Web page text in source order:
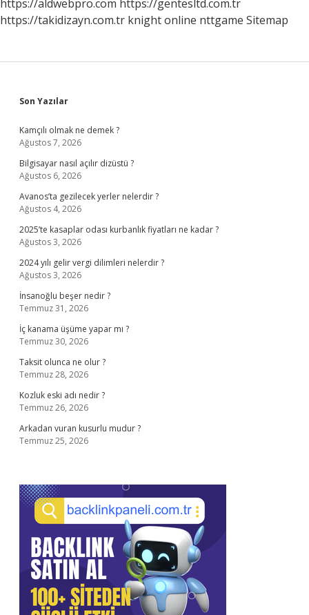
https://aldwebpro.com https://gentesltd.com.tr
https://takidizayn.com.tr knight online nttgame Sitemap
Sidebar
Son Yazılar
Kamçılı olmak ne demek ?
Ağustos 7, 2026
Bilgisayar nasıl açılır dizüstü ?
Ağustos 6, 2026
Avanos’ta gezilecek yerler nelerdir ?
Ağustos 4, 2026
2025’te kasaplar odası kurbanlık fiyatları ne kadar ?
Ağustos 3, 2026
2024 yılı gelir vergi dilimleri nelerdir ?
Ağustos 3, 2026
İnsanoğlu beşer nedir ?
Temmuz 31, 2026
İç kanama üşüme yapar mı ?
Temmuz 30, 2026
Taksit olunca ne olur ?
Temmuz 28, 2026
Kozluk eski adı nedir ?
Temmuz 26, 2026
Arkadan vuran kusurlu mudur ?
Temmuz 25, 2026